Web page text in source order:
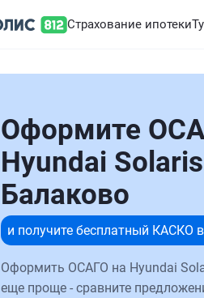
Страхование ипотеки
Оформите
Hyundai
Балаково
и получите бесплатный КАСКО
Оформить ОСАГО на Hyundai
еще проще - сравните